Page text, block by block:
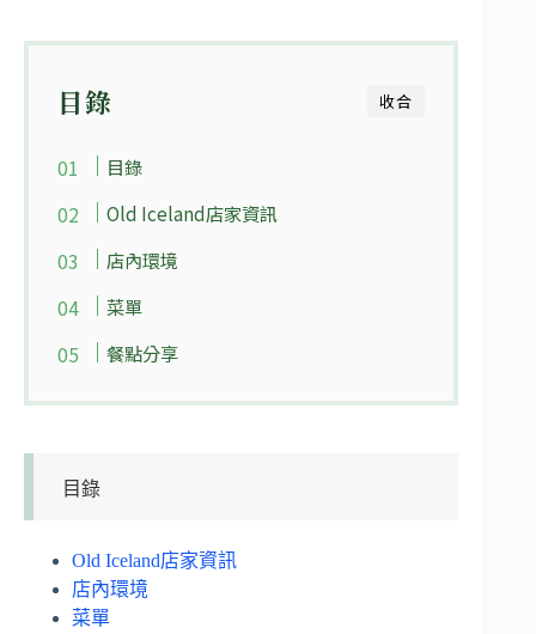
收合
目錄
目錄
Old Iceland店家資訊
店內環境
菜單
餐點分享
目錄
Old Iceland店家資訊
店內環境
菜單